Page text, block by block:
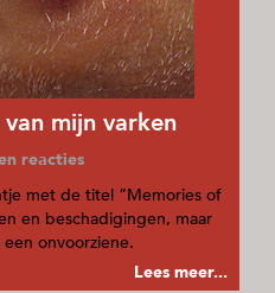
mijn varken
reacties
met de titel “Memories of
en beschadigingen, maar
onvoorziene.
Lees meer...